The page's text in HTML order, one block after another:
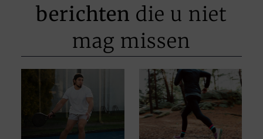
berichten die u niet
mag missen